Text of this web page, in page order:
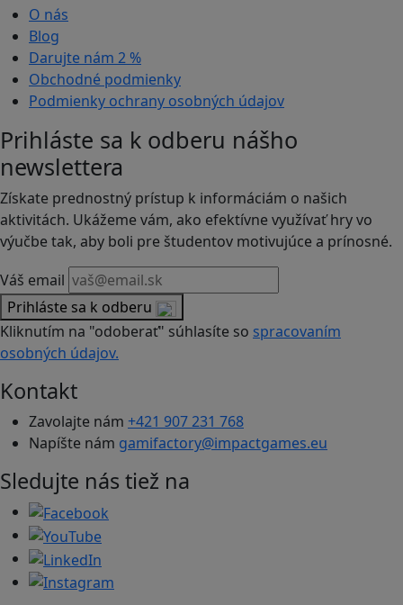
O nás
Blog
Darujte nám 2 %
Obchodné podmienky
Podmienky ochrany osobných údajov
Prihláste sa k odberu nášho
newslettera
Získate prednostný prístup k informáciám o našich
aktivitách. Ukážeme vám, ako efektívne využívať hry vo
výučbe tak, aby boli pre študentov motivujúce a prínosné.
Váš email
Prihláste sa k odberu
Kliknutím na "odoberať" súhlasíte so spracovaním
osobných údajov.
Kontakt
Zavolajte nám +421 907 231 768
Napíšte nám gamifactory@impactgames.eu
Sledujte nás tiež na